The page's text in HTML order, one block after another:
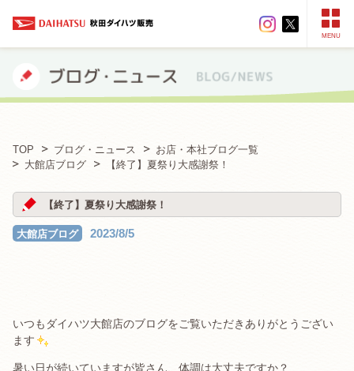
MENU
TOP ブログ・ニュース
お店・本社ブログ一覧
大館店ブログ
【終了】夏祭り大感謝祭！
【終了】夏祭り大感謝祭！
大館店ブログ 2023/8/5
いつもダイハツ大館店のブログをご覧いただきありがとうござい
ます
暑い日が続いていますが皆さん、体調は大丈夫ですか？